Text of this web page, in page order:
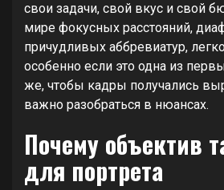
свои задачи, свой вкус и свой
мире фокусных расстояний,
причудливых аббревиатур,
особенно если это одна из
же, чтобы кадры получались
важно разобраться в нюансах.
Почему объектив
для портрета